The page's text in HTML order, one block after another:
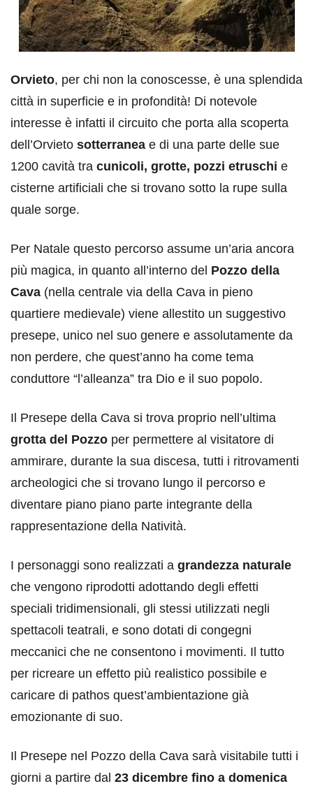
Orvieto, per chi non la conoscesse, è una splendida
città in superficie e in profondità! Di notevole
interesse è infatti il circuito che porta alla scoperta
dell’Orvieto sotterranea e di una parte delle sue
1200 cavità tra cunicoli, grotte, pozzi etruschi e
cisterne artificiali che si trovano sotto la rupe sulla
quale sorge.
Per Natale questo percorso assume un’aria ancora
più magica, in quanto all’interno del Pozzo della
Cava (nella centrale via della Cava in pieno
quartiere medievale) viene allestito un suggestivo
presepe, unico nel suo genere e assolutamente da
non perdere, che quest’anno ha come tema
conduttore “l’alleanza” tra Dio e il suo popolo.
Il Presepe della Cava si trova proprio nell’ultima
grotta del Pozzo per permettere al visitatore di
ammirare, durante la sua discesa, tutti i ritrovamenti
archeologici che si trovano lungo il percorso e
diventare piano piano parte integrante della
rappresentazione della Natività.
I personaggi sono realizzati a grandezza naturale
che vengono riprodotti adottando degli effetti
speciali tridimensionali, gli stessi utilizzati negli
spettacoli teatrali, e sono dotati di congegni
meccanici che ne consentono i movimenti. Il tutto
per ricreare un effetto più realistico possibile e
caricare di pathos quest’ambientazione già
emozionante di suo.
Il Presepe nel Pozzo della Cava sarà visitabile tutti i
giorni a partire dal 23 dicembre fino a domenica